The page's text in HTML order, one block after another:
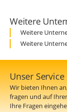
Weitere
Weitere
Weitere
Unser
Wir bieten Ihnen
fragen und auf
Ihre Fragen